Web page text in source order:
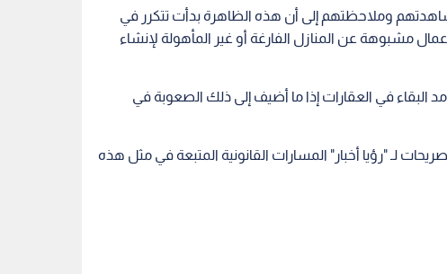
وملاحظتهم إلى أن هذه الظاهرة بدأت تتكرر في
مشبوهة عن المنازل الفارغة أو غير المأهولة لإنشاء
البقاء في العقارات إذا ما أضيف إلى ذلك الصعوبة في
لـ "رؤيا أخبار" المسارات القانونية المتبعة في مثل هذه